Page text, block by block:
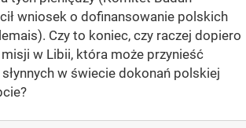
wniosek o dofinansowanie polskich
Czy to koniec, czy raczej dopiero
w Libii, która może przynieść
w świecie dokonań polskiej